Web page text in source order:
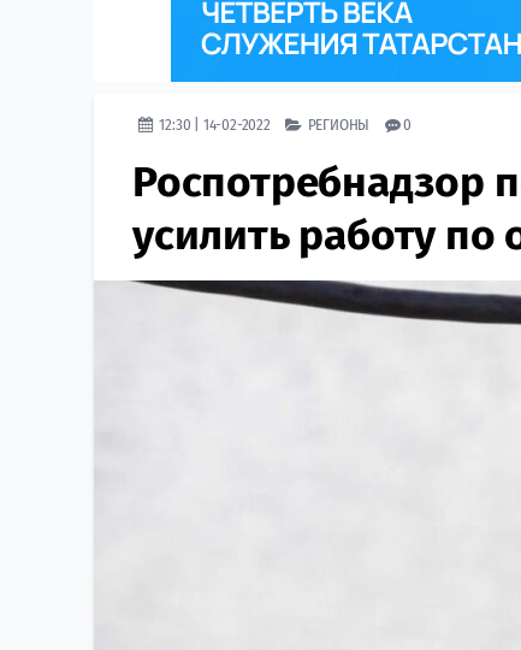
12:30 | 14-02-2022 РЕГИОНЫ 0
Роспотребнадзор
усилить работу по